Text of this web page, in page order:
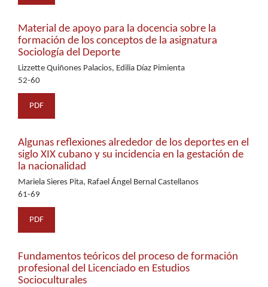
Material de apoyo para la docencia sobre la
formación de los conceptos de la asignatura
Sociología del Deporte
Lizzette Quiñones Palacios, Edilia Díaz Pimienta
52-60
PDF
Algunas reflexiones alrededor de los deportes en el
siglo XIX cubano y su incidencia en la gestación de
la nacionalidad
Mariela Sieres Pita, Rafael Ángel Bernal Castellanos
61-69
PDF
Fundamentos teóricos del proceso de formación
profesional del Licenciado en Estudios
Socioculturales